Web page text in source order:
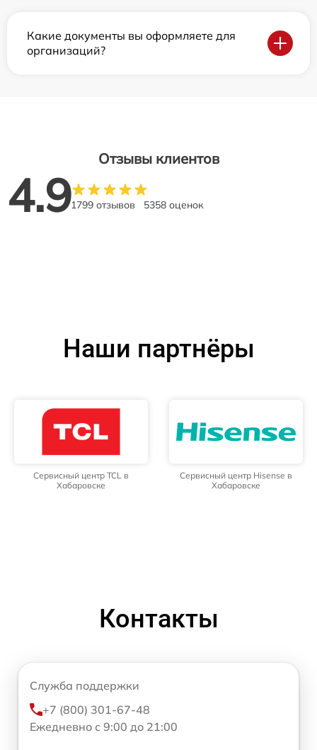
Какие документы вы оформляете для
организаций?
Отзывы клиентов
4.91799 отзывов 5358 оценок
Наши партнёры
Сервисный центр TCL в
Хабаровске
Сервисный центр Hisense в
Хабаровске
Контакты
Служба поддержки
+7 (800) 301-67-48
Ежедневно с 9:00 до 21:00